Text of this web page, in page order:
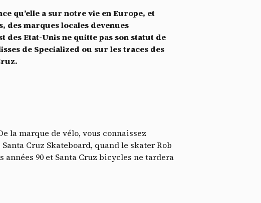
qu’elle a sur notre vie en Europe, et
des marques locales devenues
Etat-Unis ne quitte pas son statut de
de Specialized ou sur les traces des
la marque de vélo, vous connaissez
Cruz Skateboard, quand le skater Rob
90 et Santa Cruz bicycles ne tardera
facilement me